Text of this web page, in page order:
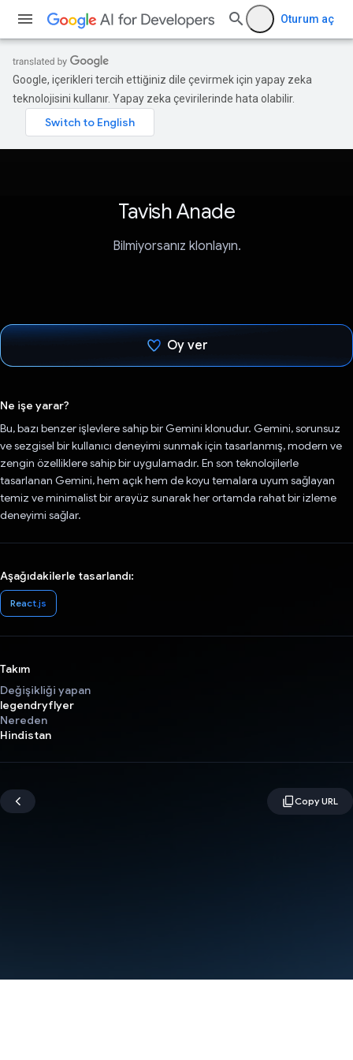
Oturum aç
Google, içerikleri tercih ettiğiniz dile çevirmek için yapay zeka
teknolojisini kullanır. Yapay zeka çevirilerinde hata olabilir.
Tavish Anade
Bilmiyorsanız klonlayın.
Oy ver
Ne işe yarar?
Bu, bazı benzer işlevlere sahip bir Gemini klonudur. Gemini, sorunsuz
ve sezgisel bir kullanıcı deneyimi sunmak için tasarlanmış, modern ve
zengin özelliklere sahip bir uygulamadır. En son teknolojilerle
tasarlanan Gemini, hem açık hem de koyu temalara uyum sağlayan
temiz ve minimalist bir arayüz sunarak her ortamda rahat bir izleme
deneyimi sağlar.
Aşağıdakilerle tasarlandı:
React.js
Takım
Değişikliği yapan
legendryflyer
Nereden
Hindistan